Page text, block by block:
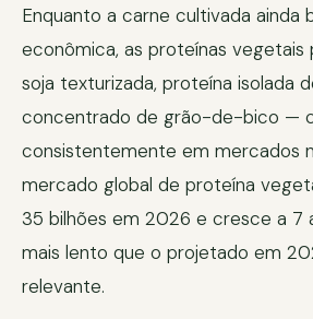
Enquanto a carne cultivada ainda
econômica, as proteínas
soja texturizada, proteína isolada
concentrado de grão-de-bico —
consistentemente em mercados
mercado global de proteína
35 bilhões em 2026 e cresce a 7
mais lento que o projetado em
relevante.